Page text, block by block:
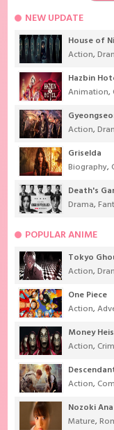
NEW UPDATE
House of
Action,
Hazbin
Animation,
Action,
Griselda
Biography,
Death's
Drama,
POPULAR ANIME
Tokyo
Action,
One Piece
Action,
Money
Action,
Action,
Nozoki Ana
Mature,